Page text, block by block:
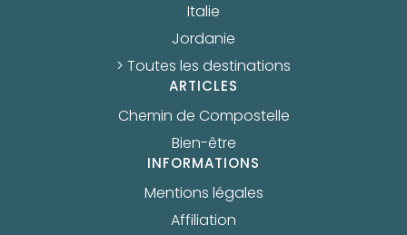
Italie
Jordanie
> Toutes les destinations
ARTICLES
Chemin de Compostelle
Bien-être
INFORMATIONS
Mentions légales
Affiliation